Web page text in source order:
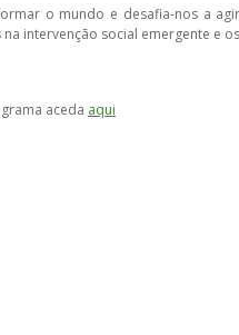
o mundo e desafia-nos a
intervenção social emergente e
aceda aqui